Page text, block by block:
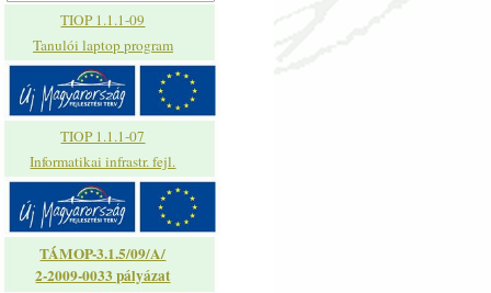
TIOP 1.1.1-09
Tanulói laptop program
TIOP 1.1.1-07
Informatikai infrastr. fejl.
TÁMOP-3.1.5/09/A/
2-2009-0033 pályázat